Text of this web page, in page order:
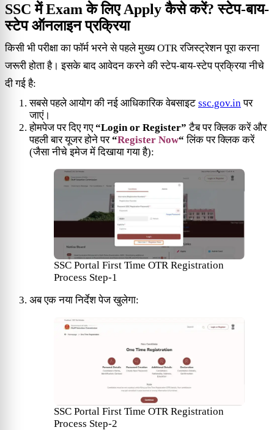
SSC में Exam के लिए Apply कैसे करें? स्टेप-बाय-
स्टेप ऑनलाइन प्रक्रिया
किसी भी परीक्षा का फॉर्म भरने से पहले मुख्य OTR रजिस्ट्रेशन पूरा करना
जरूरी होता है। इसके बाद आवेदन करने की स्टेप-बाय-स्टेप प्रक्रिया नीचे
दी गई है:
सबसे पहले आयोग की नई आधिकारिक वेबसाइट ssc.gov.inपर
जाएं।
होमपेज पर दिए गए“Login or Register” टैब पर क्लिक करें और
पहली बार यूजर होने पर“Register Now“ लिंक पर क्लिक करें
(जैसा नीचे इमेज में दिखाया गया है):
SSC Portal First Time OTR Registration
Process Step-1
अब एक नया निर्देश पेज खुलेगा:
SSC Portal First Time OTR Registration
Process Step-2